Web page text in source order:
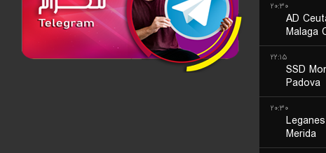
۲۰:۳۰
AD
Malaga
۲۲:۱۵
SSD
Padova
۲۰:۳۰
Leganes
Merida